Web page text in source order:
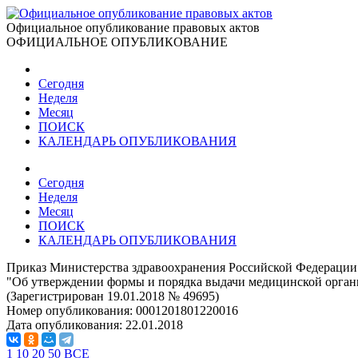
Официальное опубликование правовых актов
ОФИЦИАЛЬНОЕ ОПУБЛИКОВАНИЕ
Сегодня
Неделя
Месяц
ПОИСК
КАЛЕНДАРЬ ОПУБЛИКОВАНИЯ
Сегодня
Неделя
Месяц
ПОИСК
КАЛЕНДАРЬ ОПУБЛИКОВАНИЯ
Приказ Министерства здравоохранения Российской
"Об утверждении формы и порядка выдачи медицинской
(Зарегистрирован 19.01.2018 № 49695)
Номер опубликования: 0001201801220016
Дата опубликования: 22.01.2018
1 10 20 50 ВСЕ